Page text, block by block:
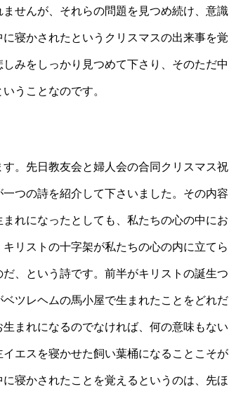
せんが、それらの問題を見つめ続け、意識
寝かされたというクリスマスの出来事を覚
みをしっかり見つめて下さり、そのただ中
うことなのです。
。先日教友会と婦人会の合同クリスマス祝
つの詩を紹介して下さいました。その内容
れになったとしても、私たちの心の中にお
リストの十字架が私たちの心の内に立てら
、という詩です。前半がキリストの誕生つ
ツレヘムの馬小屋で生まれたことをどれだ
まれになるのでなければ、何の意味もない
エスを寝かせた飼い葉桶になることこそが
寝かされたことを覚えるというのは、先ほ